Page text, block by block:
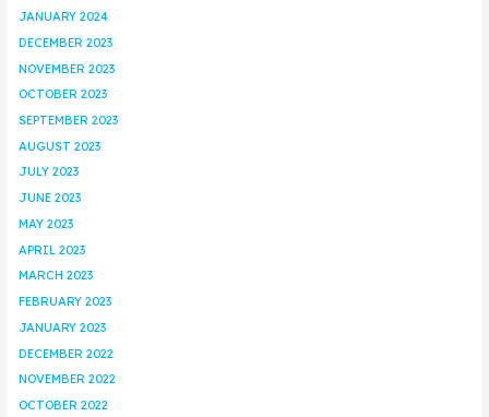
JANUARY 2024
DECEMBER 2023
NOVEMBER 2023
OCTOBER 2023
SEPTEMBER 2023
AUGUST 2023
JULY 2023
JUNE 2023
MAY 2023
APRIL 2023
MARCH 2023
FEBRUARY 2023
JANUARY 2023
DECEMBER 2022
NOVEMBER 2022
OCTOBER 2022